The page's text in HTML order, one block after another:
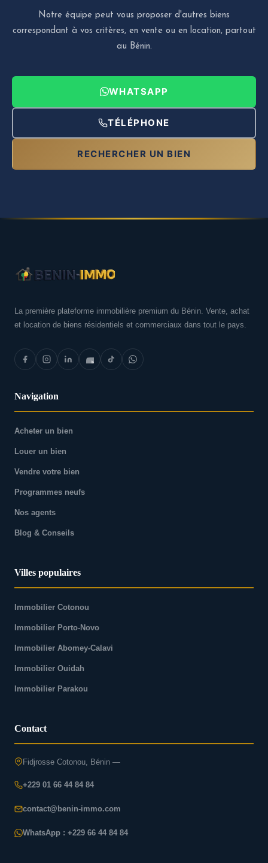
Notre équipe peut vous proposer d'autres biens
correspondant à vos critères, en vente ou en location, partout
au Bénin.
WHATSAPP
TÉLÉPHONE
RECHERCHER UN BIEN
La première plateforme immobilière premium du Bénin. Vente, achat
et location de biens résidentiels et commerciaux dans tout le pays.
Navigation
Acheter un bien
Louer un bien
Vendre votre bien
Programmes neufs
Nos agents
Blog & Conseils
Villes populaires
Immobilier Cotonou
Immobilier Porto-Novo
Immobilier Abomey-Calavi
Immobilier Ouidah
Immobilier Parakou
Contact
Fidjrosse Cotonou, Bénin —
+229 01 66 44 84 84
contact@benin-immo.com
WhatsApp : +229 66 44 84 84